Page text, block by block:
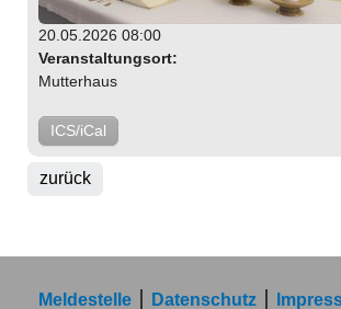
20.05.2026 08:00
Veranstaltungsort:
Mutterhaus
ICS/iCal
zurück
Meldestelle Datenschutz